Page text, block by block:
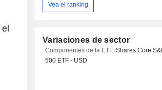
Vea el ranking
Variaciones de sector
Componentes de la ETFiShares Core
500 ETF - USD